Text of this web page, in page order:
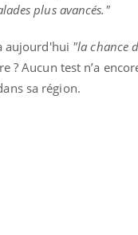
plus avancés."
aujourd'hui "la chance
? Aucun test n’a
sa région.